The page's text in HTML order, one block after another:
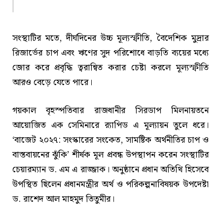
সংস্থাটির মতে, দীর্ঘদিনের উচ্চ মূল্যস্ফীতি, বৈদেশিক মুদ্রার
রিজার্ভের চাপ এবং ঋণের সুদ পরিশোধে বাড়তি ব্যয়ের মধ্যে
জোর করে প্রবৃদ্ধি ত্বরান্বিত করার চেষ্টা করলে মূল্যস্ফীতি
আরও বেড়ে যেতে পারে।
গয়কাল বৃহস্পতিবার রাজধানীর সিরডাপ মিলনায়তনে
আয়োজিত এক সেমিনারে র‍্যাপিড এ মূল্যায়ন তুলে ধরে।
‘বাজেট ২০২৭: সংস্কারের সংকেত, সামষ্টিক অর্থনীতির চাপ ও
বাস্তবায়নের ঝুঁকি’ শীর্ষক মূল প্রবন্ধ উপস্থাপন করেন সংস্থাটির
চেয়ারম্যান ড. এম এ রাজ্জাক। অনুষ্ঠানে প্রধান অতিথি হিসেবে
উপস্থিত ছিলেন প্রধানমন্ত্রীর অর্থ ও পরিকল্পনাবিষয়ক উপদেষ্টা
ড. রাশেদ আল মাহমুদ তিতুমীর।